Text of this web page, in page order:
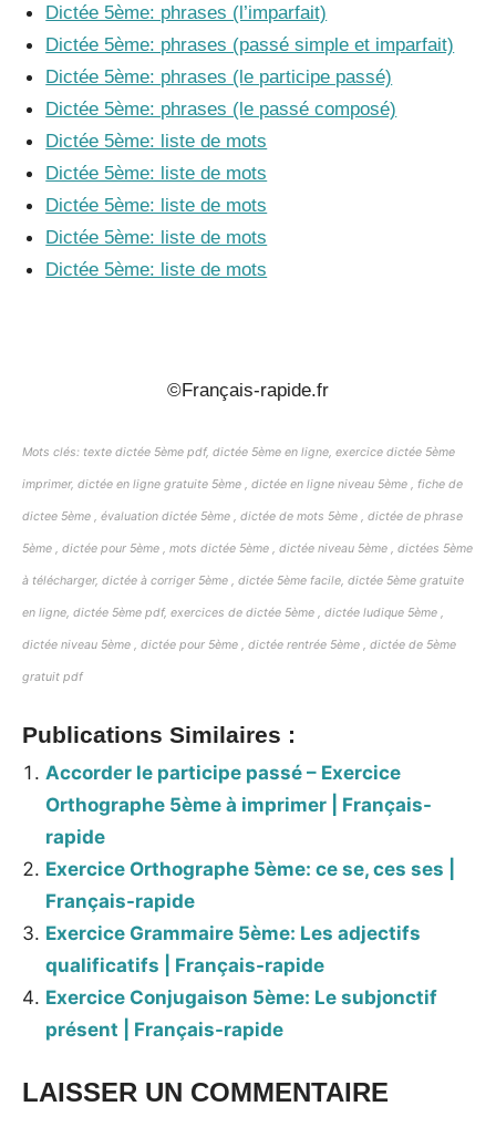
Dictée 5ème: phrases (l’imparfait)
Dictée 5ème: phrases (passé simple et imparfait)
Dictée 5ème: phrases (le participe passé)
Dictée 5ème: phrases (le passé composé)
Dictée 5ème: liste de mots
Dictée 5ème: liste de mots
Dictée 5ème: liste de mots
Dictée 5ème: liste de mots
Dictée 5ème: liste de mots
©Français-rapide.fr
Mots clés: texte dictée 5ème pdf, dictée 5ème en ligne, exercice dictée 5ème
imprimer, dictée en ligne gratuite 5ème , dictée en ligne niveau 5ème , fiche de
dictee 5ème , évaluation dictée 5ème , dictée de mots 5ème , dictée de phrase
5ème , dictée pour 5ème , mots dictée 5ème , dictée niveau 5ème , dictées 5ème
à télécharger, dictée à corriger 5ème , dictée 5ème facile, dictée 5ème gratuite
en ligne, dictée 5ème pdf, exercices de dictée 5ème , dictée ludique 5ème ,
dictée niveau 5ème , dictée pour 5ème , dictée rentrée 5ème , dictée de 5ème
gratuit pdf
Publications Similaires :
Accorder le participe passé – Exercice
Orthographe 5ème à imprimer | Français-
rapide
Exercice Orthographe 5ème: ce se, ces ses |
Français-rapide
Exercice Grammaire 5ème: Les adjectifs
qualificatifs | Français-rapide
Exercice Conjugaison 5ème: Le subjonctif
présent | Français-rapide
LAISSER UN COMMENTAIRE